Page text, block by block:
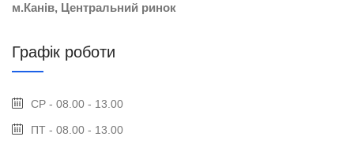
м.Канів, Центральний ринок
Графік роботи
СР - 08.00 - 13.00
ПТ - 08.00 - 13.00